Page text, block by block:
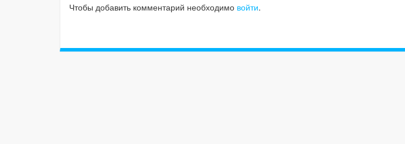
Чтобы добавить комментарий необходимо войти.